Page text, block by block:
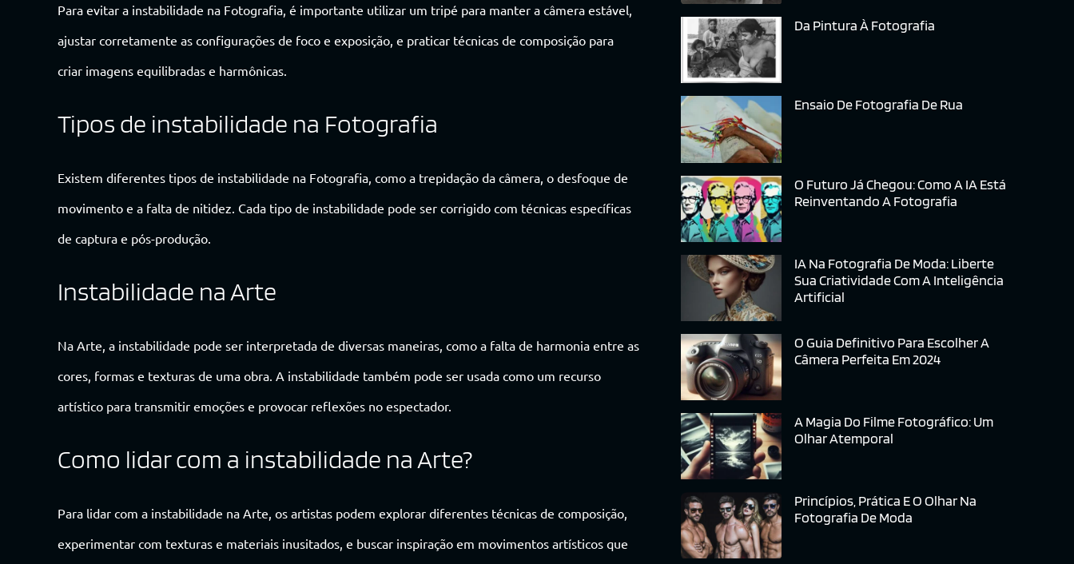
Para evitar a instabilidade na Fotografia, é importante utilizar um tripé para manter a câmera estável,
ajustar corretamente as configurações de foco e exposição, e praticar técnicas de composição para
criar imagens equilibradas e harmônicas.
Tipos de instabilidade na Fotografia
Existem diferentes tipos de instabilidade na Fotografia, como a trepidação da câmera, o desfoque de
movimento e a falta de nitidez. Cada tipo de instabilidade pode ser corrigido com técnicas específicas
de captura e pós-produção.
Instabilidade na Arte
Na Arte, a instabilidade pode ser interpretada de diversas maneiras, como a falta de harmonia entre as
cores, formas e texturas de uma obra. A instabilidade também pode ser usada como um recurso
artístico para transmitir emoções e provocar reflexões no espectador.
Como lidar com a instabilidade na Arte?
Para lidar com a instabilidade na Arte, os artistas podem explorar diferentes técnicas de composição,
experimentar com texturas e materiais inusitados, e buscar inspiração em movimentos artísticos que
Da Pintura À Fotografia
Ensaio De Fotografia De Rua
O Futuro Já Chegou: Como A IA Está
Reinventando A Fotografia
IA Na Fotografia De Moda: Liberte
Sua Criatividade Com A Inteligência
Artificial
O Guia Definitivo Para Escolher A
Câmera Perfeita Em 2024
A Magia Do Filme Fotográfico: Um
Olhar Atemporal
Princípios, Prática E O Olhar Na
Fotografia De Moda